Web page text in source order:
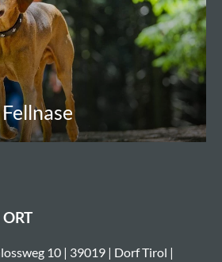
10 | 39019 | Dorf Tirol |